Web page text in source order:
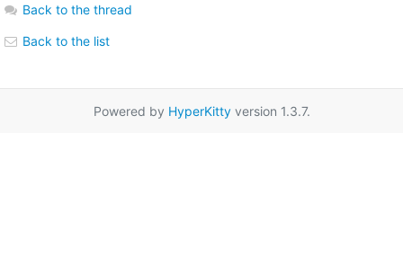
Back to the thread
Back to the list
Powered by HyperKittyversion 1.3.7.